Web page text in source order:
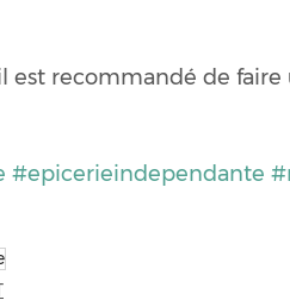
est recommandé de
#epicerieindependante